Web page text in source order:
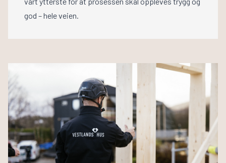
god – hele veien.